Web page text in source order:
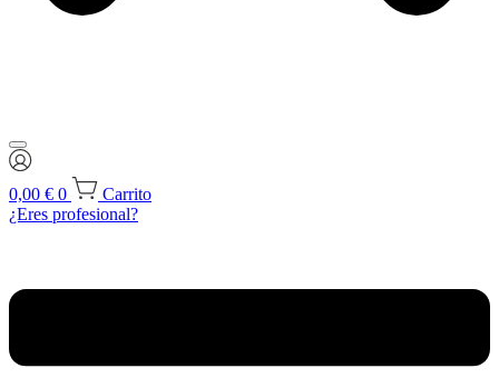
0,00 € 0
Carrito
¿Eres profesional?